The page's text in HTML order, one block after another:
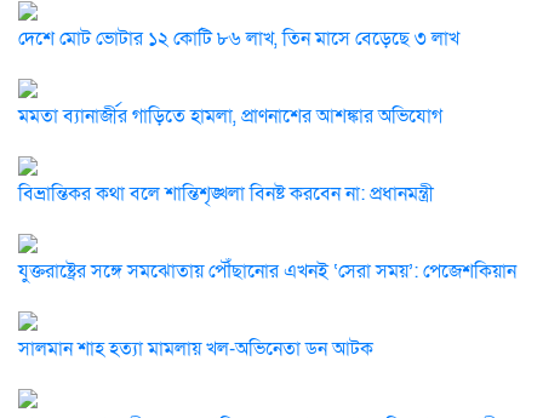
দেশে মোট ভোটার ১২ কোটি ৮৬ লাখ, তিন মাসে বেড়েছে ৩ লাখ
মমতা ব্যানার্জীর গাড়িতে হামলা, প্রাণনাশের আশঙ্কার অভিযোগ
বিভ্রান্তিকর কথা বলে শান্তিশৃঙ্খলা বিনষ্ট করবেন না: প্রধানমন্ত্রী
যুক্তরাষ্ট্রের সঙ্গে সমঝোতায় পৌঁছানোর এখনই ‘সেরা সময়’: পেজেশকিয়ান
সালমান শাহ হত্যা মামলায় খল-অভিনেতা ডন আটক